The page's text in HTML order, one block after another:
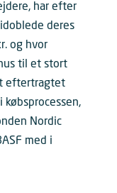
har efter
deres
og hvor
til et stort
eftertragtet
Nordic
med i